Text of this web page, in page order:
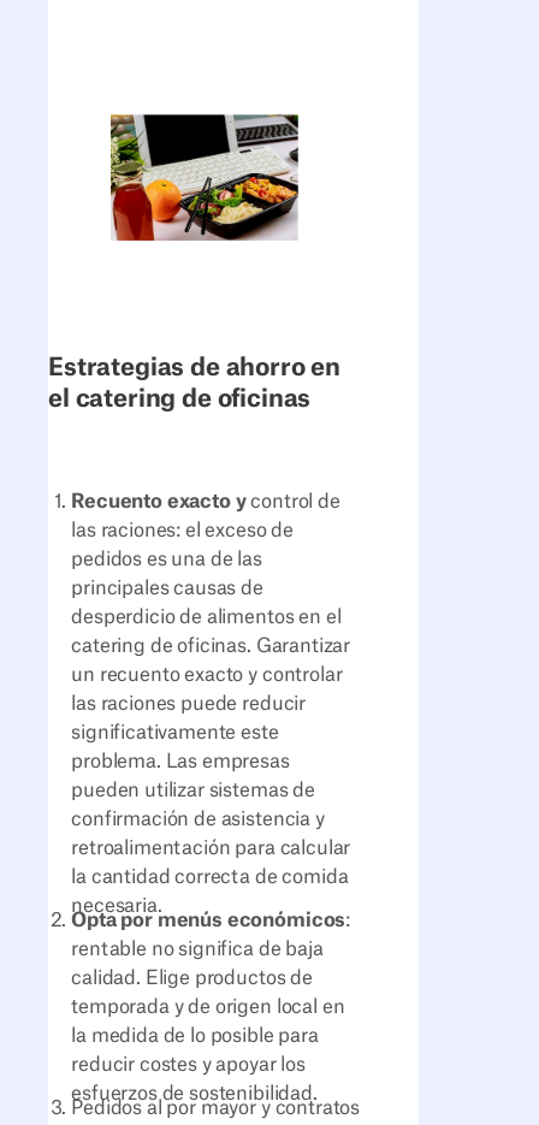
Estrategias de ahorro en
el catering de oficinas
Recuento exacto ycontrol de
las raciones: el exceso de
pedidos es una de las
principales causas de
desperdicio de alimentos en el
catering de oficinas. Garantizar
un recuento exacto y controlar
las raciones puede reducir
significativamente este
problema. Las empresas
pueden utilizar sistemas de
confirmación de asistencia y
retroalimentación para calcular
la cantidad correcta de comida
necesaria.
Opta por menús económicos:
rentable no significa de baja
calidad. Elige productos de
temporada y de origen local en
la medida de lo posible para
reducir costes y apoyar los
esfuerzos de sostenibilidad.
Pedidos al por mayor y contratos